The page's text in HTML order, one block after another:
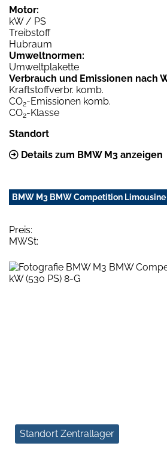
Motor:
kW / PS
Treibstoff
Hubraum
Umweltnormen:
Umweltplakette
Verbrauch und Emissionen nach
Kraftstoffverbr. komb.
CO2-Emissionen komb.
CO2-Klasse
Standort
Details zum BMW M3 anzeigen
BMW M3 BMW Competition Limousine
Preis:
MWSt:
Standort Zentrallager